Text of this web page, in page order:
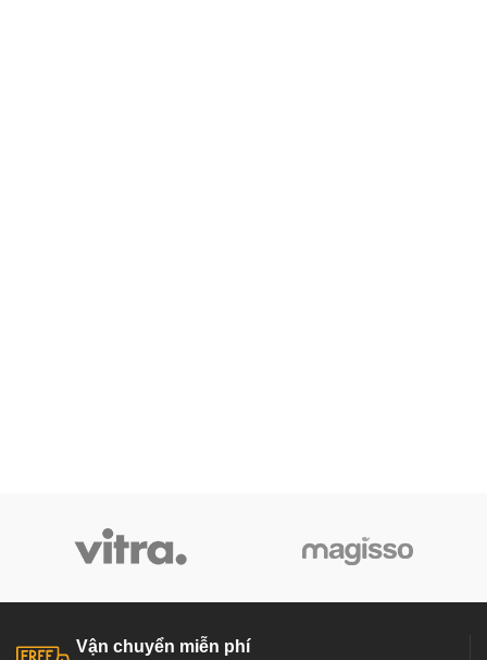
Vận chuyển miễn phí